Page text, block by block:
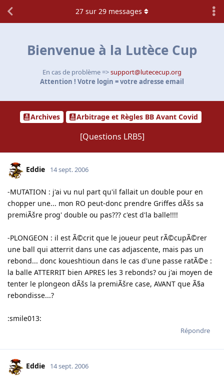
Bienvenue à la Lutèce Cup
En cas de problème =>support@lutececup.org
Attention ! Votre login = votre adresse email
Archives Arbitrage et Règles BB Avant Covid
[Questions LRB5]
27 sur 29 messages
Eddie 14 sept. 2006
-MUTATION : j'ai vu nul part qu'il fallait un double pour en
chopper une... mon RO peut-donc prendre Griffes dÃšs sa
premiÃšre prog' double ou pas??? c'est d'la balle!!!!
-PLONGEON : il est Ã©crit que le joueur peut rÃ©cupÃ©rer
une ball qui atterrit dans une cas adjascente, mais pas un
rebond... donc koueshtioun dans le cas d'une passe ratÃ©e :
la balle ATTERRIT bien APRES les 3 rebonds? ou j'ai moyen de
tenter le plongeon dÃšs la premiÃšre case, AVANT que Ã§a
rebondisse...?
:smile013:
Répondre
Eddie 14 sept. 2006